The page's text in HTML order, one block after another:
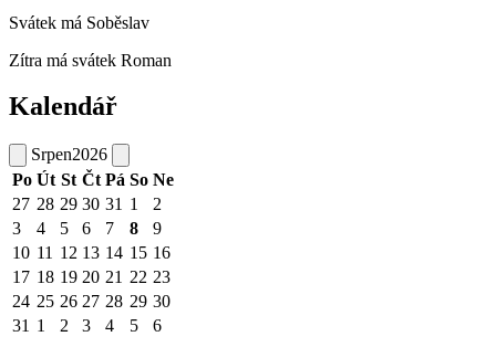
Svátek má Soběslav
Zítra má svátek Roman
Kalendář
Srpen2026
Po Út St Čt Pá So Ne
27 28 29 30 31 1
2
3
4 5 6 7 8
9
10 11 12 13 14 15 16
17 18 19 20 21 22 23
24 25 26 27 28 29 30
31 1 2 3 4 5 6